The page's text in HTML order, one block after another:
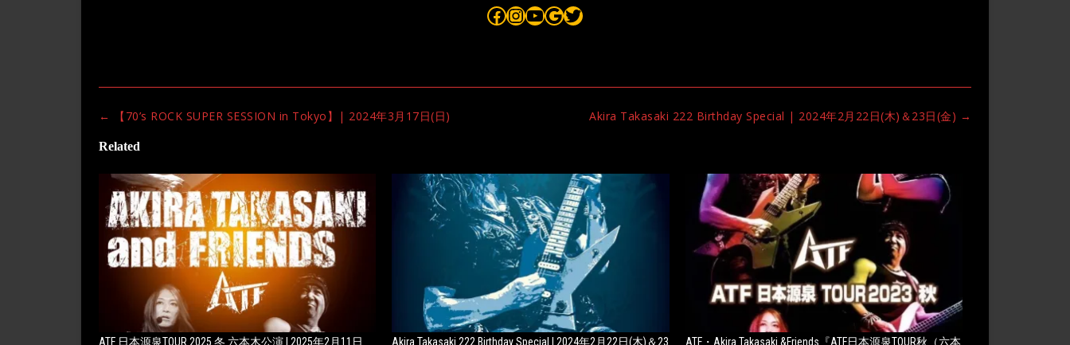
Bauhaus on Facebook
Bauhaus on Instagram
Bauhaus on YouTube
Bauhaus on Google MapsBauhaus on Twitter
Post
Akira Takasaki 222 Birthday Special | 2024年2月22日(木)＆23日(金) →
← 【70’s ROCK SUPER SESSION in Tokyo】| 2024年3月17日(日)
Related
ATF 日本源泉TOUR 2025 冬 六本木公演 | 2025年2月11日 Akira Takasaki 222 Birthday Special | 2024年2月22日(木)＆23 ATF・Akira Takasaki &Friends『ATF日本源泉TOUR秋（六本